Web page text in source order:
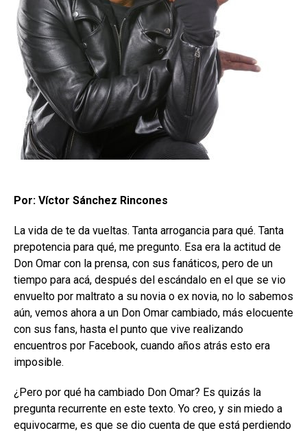
Por: Víctor Sánchez Rincones
La vida de te da vueltas. Tanta arrogancia para qué. Tanta
prepotencia para qué, me pregunto. Esa era la actitud de
Don Omar con la prensa, con sus fanáticos, pero de un
tiempo para acá, después del escándalo en el que se vio
envuelto por maltrato a su novia o ex novia, no lo sabemos
aún, vemos ahora a un Don Omar cambiado, más elocuente
con sus fans, hasta el punto que vive realizando
encuentros por Facebook, cuando años atrás esto era
imposible.
¿Pero por qué ha cambiado Don Omar? Es quizás la
pregunta recurrente en este texto. Yo creo, y sin miedo a
equivocarme, es que se dio cuenta de que está perdiendo